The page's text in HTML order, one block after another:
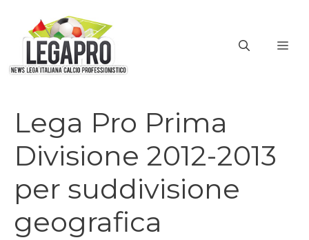
contenuto
Lega Pro Prima
Divisione 2012-2013
per suddivisione
geografica